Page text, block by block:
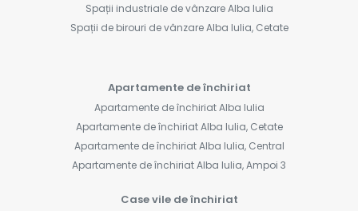
Spații industriale de vânzare Alba Iulia
Spații de birouri de vânzare Alba Iulia, Cetate
Apartamente de închiriat
Apartamente de închiriat Alba Iulia
Apartamente de închiriat Alba Iulia, Cetate
Apartamente de închiriat Alba Iulia, Central
Apartamente de închiriat Alba Iulia, Ampoi 3
Case vile de închiriat